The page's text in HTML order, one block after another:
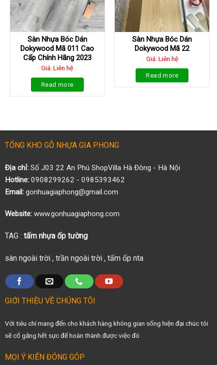
Sàn Nhựa Bóc Dán
Dokywood Mã 011 Cao
Cấp Chính Hãng 2023
Giá: Liên hệ
Read more
Sàn Nhựa Bóc Dán
Dokywood Mã 22
Giá: Liên hệ
Read more
TỔNG KHO GỖ NHỰA GIA PHONG
Địa chỉ:Số J03 22 An Phú ShopVilla Hà Đông - Hà Nội
Hotline:0908299262 - 0985393462
Email:gonhuagiaphong@gmail.com
Website:www.gonhuagiaphong.com
TAG : tấm nhựa ốp tường
sàn ngoài trời, trần ngoài trời, tấm ốp nta
GIỚI THIỆU VỀ CHÚNG TÔI
Với tiêu chí mang đến cho khách hàng không gian sống hiện đại chúc tôi
sẽ cố gắng hết sực để hoàn thành được việc đó
MỌI Ý KIẾN ĐÓNG GÓP